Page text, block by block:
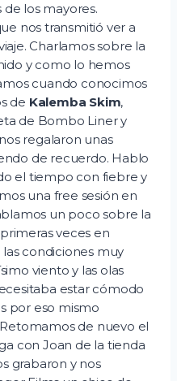
los mayores.
nos transmitió ver a
Charlamos sobre la
y como lo hemos
cuando conocimos
de Kalemba Skim,
de Bombo Liner y
regalaron unas
de recuerdo. Hablo
el tiempo con fiebre y
una free sesión en
un poco sobre la
veces en
condiciones muy
viento y las olas
estar cómodo
por eso mismo
de nuevo el
con Joan de la tienda
grabaron y nos